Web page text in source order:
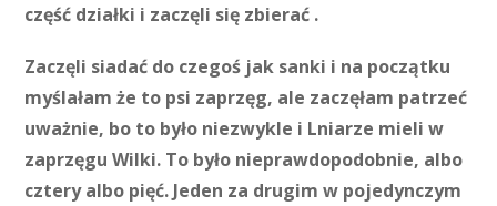
część działki i zaczęli się zbierać .
Zaczęli siadać do czegoś jak sanki i na początku
myślałam że to psi zaprzęg, ale zaczęłam patrzeć
uważnie, bo to było niezwykle i Lniarze mieli w
zaprzęgu Wilki. To było nieprawdopodobnie, albo
cztery albo pięć. Jeden za drugim w pojedynczym